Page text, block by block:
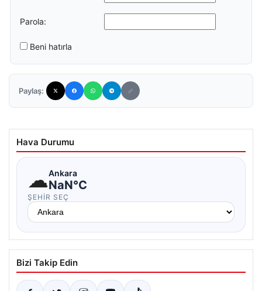
Parola:
Beni hatırla
Paylaş:
Hava Durumu
☁Ankara
NaN°C
ŞEHIR SEÇ
Bizi Takip Edin